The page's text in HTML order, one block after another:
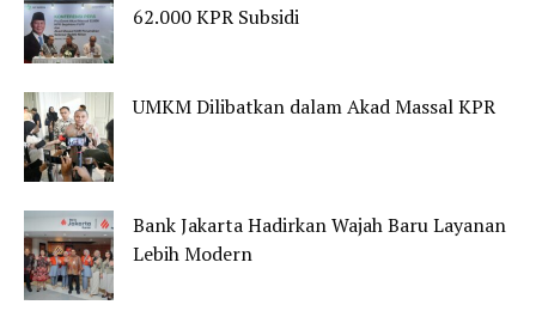
62.000 KPR Subsidi
UMKM Dilibatkan dalam Akad Massal KPR
Bank Jakarta Hadirkan Wajah Baru Layanan
Lebih Modern